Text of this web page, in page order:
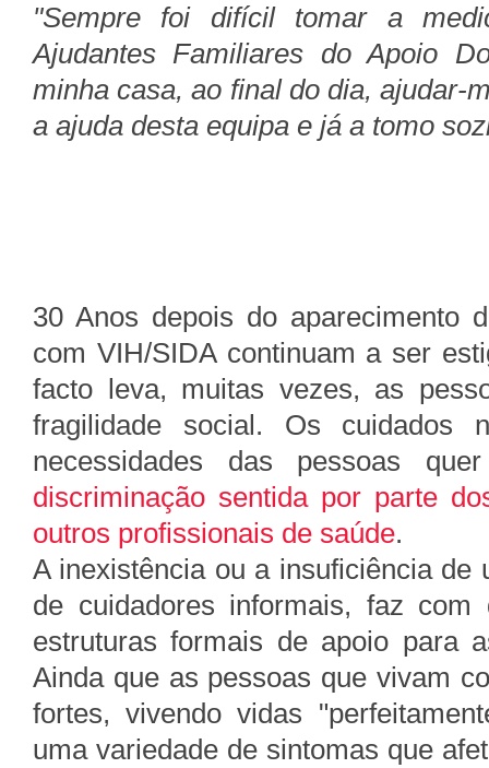
"Sempre foi difícil tomar a
Ajudantes Familiares do Apoio
minha casa, ao final do dia, ajudar-
a ajuda desta equipa e já a tomo
30 Anos depois do aparecimento
com VIH/SIDA continuam a ser
facto leva, muitas vezes, as
fragilidade social. Os cuidados
necessidades das pessoas
discriminação sentida por parte
outros profissionais de saúde.
A inexistência ou a insuficiência
de cuidadores informais, faz
estruturas formais de apoio para
Ainda que as pessoas que vivam
fortes, vivendo vidas
uma variedade de sintomas que